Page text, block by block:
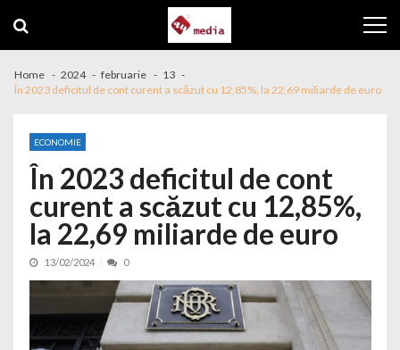
Home 2024 februarie
13
În 2023 deficitul de cont curent a scăzut cu 12,85%, la 22,69 miliarde de euro
ECONOMIE
În 2023 deficitul de cont
curent a scăzut cu 12,85%,
la 22,69 miliarde de euro
13/02/2024 0